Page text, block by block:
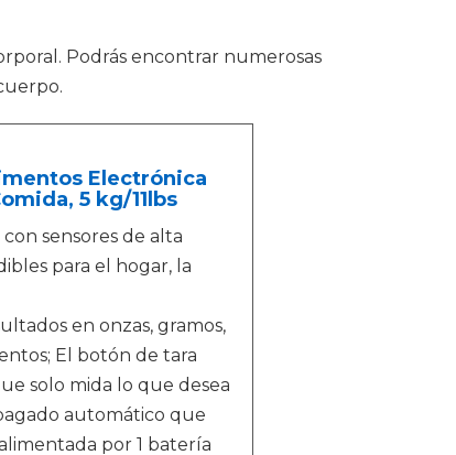
Podrás encontrar numerosas
Electrónica
5 kg/11lbs
sensores de alta
para el hogar, la
en onzas, gramos,
El botón de tara
solo mida lo que desea
automático que
por 1 batería